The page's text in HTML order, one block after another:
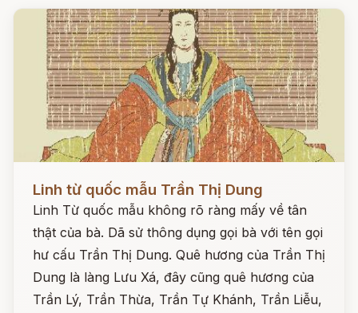
Linh từ quốc mẫu Trần Thị Dung
Linh Từ quốc mẫu không rõ ràng mấy về tân
thật của bà. Dã sử thông dụng gọi bà với tên gọi
hư cấu Trần Thị Dung. Quê hương của Trần Thị
Dung là làng Lưu Xá, đây cũng quê hương của
Trần Lý, Trần Thừa, Trần Tự Khánh, Trần Liễu,